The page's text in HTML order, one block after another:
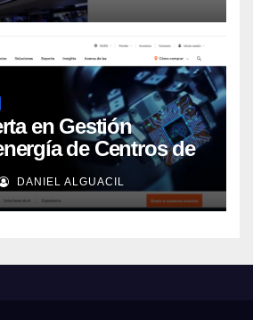
en Gestión
de Centros de
su crecimiento
DANIEL ALGUACIL